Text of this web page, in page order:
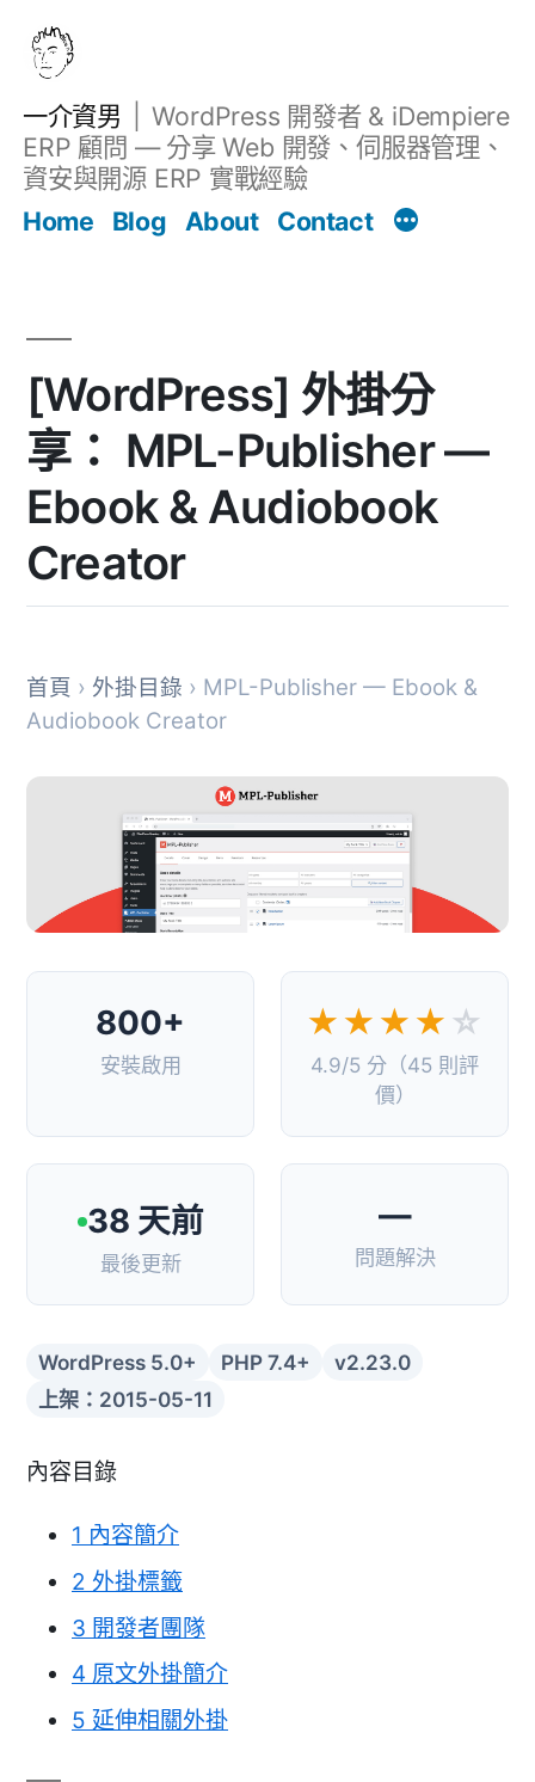
一介資男
WordPress 開發者 & iDempiere
ERP 顧問 — 分享 Web 開發、伺服器管理、
資安與開源 ERP 實戰經驗
Home
Blog About Contact
[WordPress] 外掛分
享： MPL-Publisher —
Ebook & Audiobook
Creator
首頁 › 外掛目錄 › MPL-Publisher — Ebook &
Audiobook Creator
800+
安裝啟用
★★★★ ☆
4.9/5 分（45 則評
價）
38 天前
最後更新
—
問題解決
WordPress 5.0+ PHP 7.4+
v2.23.0
上架：2015-05-11
內容目錄
1 內容簡介
2 外掛標籤
3 開發者團隊
4 原文外掛簡介
5 延伸相關外掛
文章